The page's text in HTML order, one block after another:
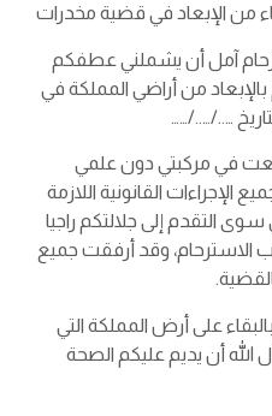
من الإبعاد في قضية مخدرات
آمل أن يشملني عطفكم
من أراضي المملكة في
…../…../……
في مركبتي دون علمي
الإجراءات القانونية اللازمة
التقدم إلى جلالتكم راجيا
وقد أرفقت جميع
على أرض المملكة التي
الله أن يديم عليكم الصحة